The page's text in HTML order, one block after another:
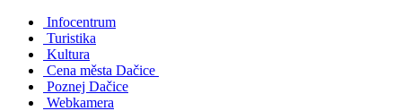
Infocentrum
Turistika
Kultura
Cena města Dačice
Poznej Dačice
Webkamera